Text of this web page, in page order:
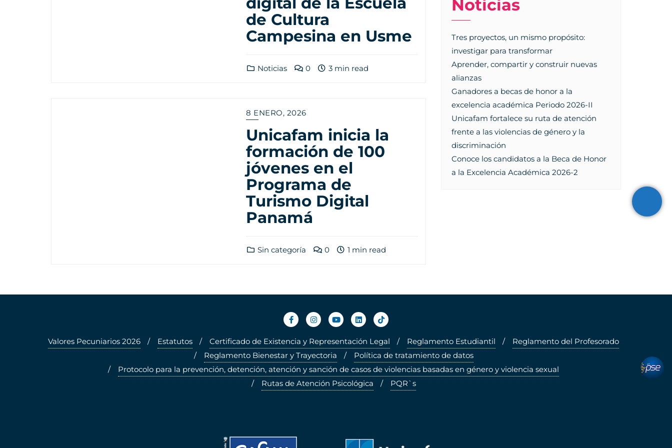
de Cultura
Campesina en Usme
Noticias 0 3 min read
8 ENERO, 2026
Unicafam inicia la
formación de 100
jóvenes en el
Programa de
Turismo Digital
Panamá
Sin categoría 0 1 min read
Noticias
Tres proyectos, un mismo propósito:
investigar para transformar
Aprender, compartir y construir nuevas
alianzas
Ganadores a becas de honor a la
excelencia académica Periodo 2026-II
Unicafam fortalece su ruta de atención
frente a las violencias de género y la
discriminación
Conoce los candidatos a la Beca de Honor
a la Excelencia Académica 2026-2
Valores Pecuniarios 2026 Estatutos Certificado de Existencia y Representación Legal Reglamento Estudiantil
Reglamento del Profesorado
Reglamento Bienestar y Trayectoria
Política de tratamiento de datos
Protocolo para la prevención, detención, atención y sanción de casos de violencias basadas en género y violencia sexual
Rutas de Atención Psicológica
PQR`s